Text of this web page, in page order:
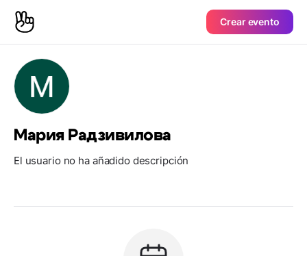
Crear evento
Мария Радзивилова
El usuario no ha añadido descripción